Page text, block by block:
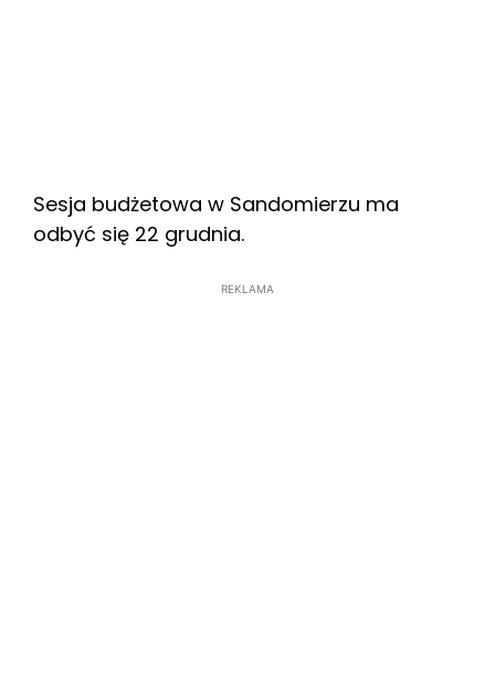
Sesja budżetowa w Sandomierzu ma
odbyć się 22 grudnia.
REKLAMA